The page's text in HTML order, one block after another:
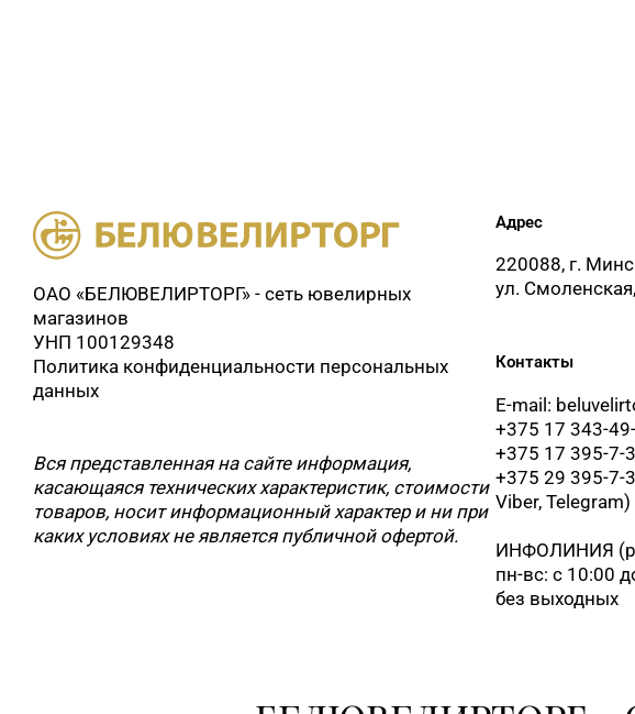
ОАО «БЕЛЮВЕЛИРТОРГ» - сеть ювелирных
магазинов
УНП 100129348
Политика конфиденциальности персональных
данных
Вся представленная на сайте информация,
касающаяся технических характеристик, стоимости
товаров, носит информационный характер и ни при
каких условиях не является публичной офертой.
Адрес
220088, г.
ул.
Контакты
E-mail:
+375 17 343-
+375 17 395-7-
+375 29 395-7-
Viber, Telegram)
ИНФОЛИНИЯ
пн-вс: с 10:00
без выходных